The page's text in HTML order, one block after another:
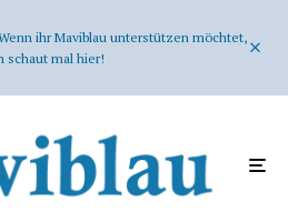
ihr Maviblau unterstützen möchtet,
schaut mal hier!